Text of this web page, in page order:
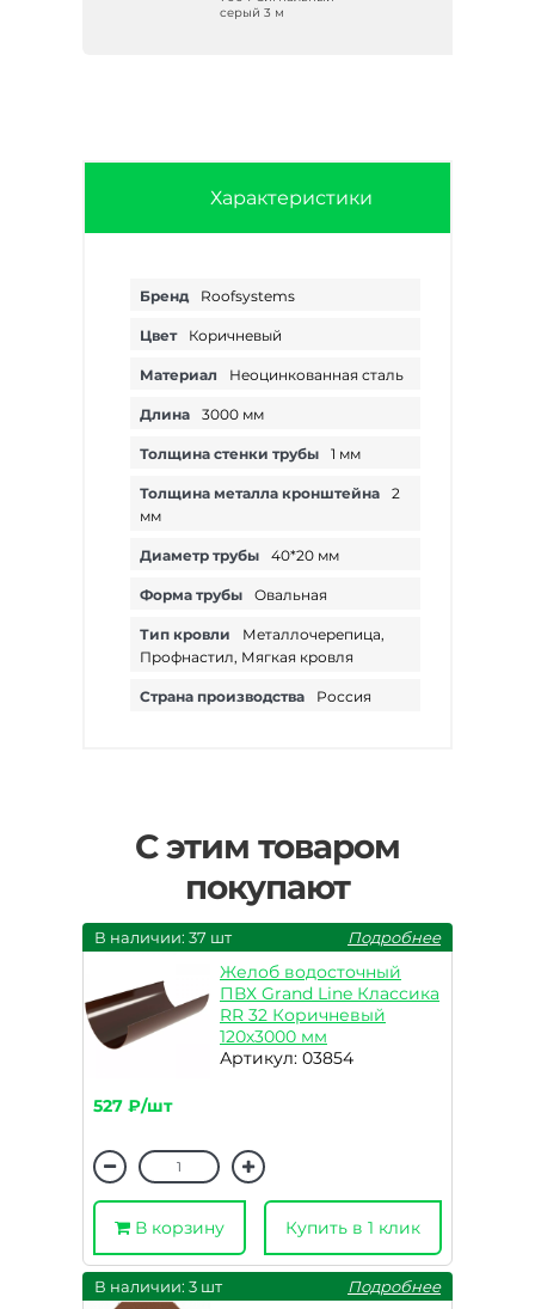
серый 3 м
Характеристики
Бренд Roofsystems
Цвет Коричневый
Материал Неоцинкованная сталь
Длина 3000 мм
Толщина стенки трубы 1 мм
Толщина металла кронштейна
2
мм
Диаметр трубы 40*20 мм
Форма трубы Овальная
Тип кровли
Металлочерепица,
Профнастил, Мягкая кровля
Страна производства Россия
С этим товаром
покупают
В наличии: 37 шт Подробнее
Желоб водосточный
ПВХ Grand Line Классика
RR 32 Коричневый
120х3000 мм
Артикул: 03854
527 ₽/шт
В корзину Купить в 1 клик
В наличии: 3 шт Подробнее